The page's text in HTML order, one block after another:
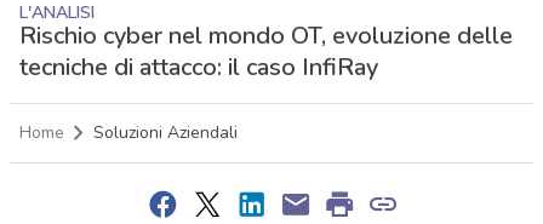
L'ANALISI
Rischio cyber nel mondo OT, evoluzione delle
tecniche di attacco: il caso InfiRay
Home Soluzioni Aziendali